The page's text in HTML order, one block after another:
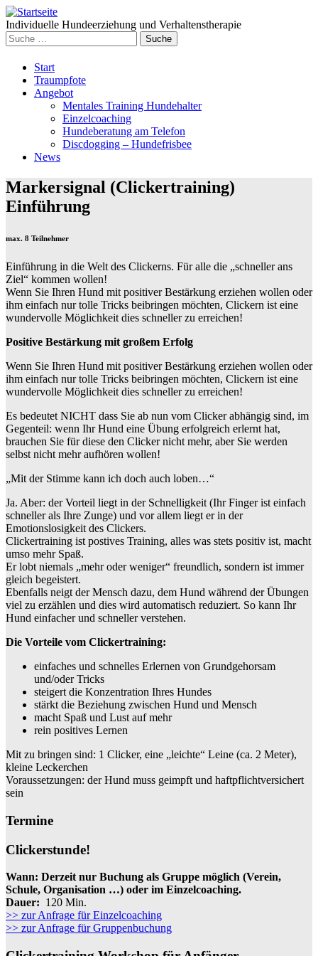
Individuelle Hundeerziehung und Verhaltenstherapie
Suche
nach:
Weiter
zum
Inhalt
Start
Traumpfote
Angebot
Mentales Training Hundehalter
Einzelcoaching
Hundeberatung am Telefon
Discdogging – Hundefrisbee
News
Markersignal (Clickertraining)
Einführung
max. 8 Teilnehmer
Einführung in die Welt des Clickerns. Für alle die „schneller ans
Ziel“ kommen wollen!
Wenn Sie Ihren Hund mit positiver Bestärkung erziehen wollen oder
ihm einfach nur tolle Tricks beibringen möchten, Clickern ist eine
wundervolle Möglichkeit dies schneller zu erreichen!
Positive Bestärkung mit großem Erfolg
Wenn Sie Ihren Hund mit positiver Bestärkung erziehen wollen oder
ihm einfach nur tolle Tricks beibringen möchten, Clickern ist eine
wundervolle Möglichkeit dies schneller zu erreichen!
Es bedeutet NICHT dass Sie ab nun vom Clicker abhängig sind, im
Gegenteil: wenn Ihr Hund eine Übung erfolgreich erlernt hat,
brauchen Sie für diese den Clicker nicht mehr, aber Sie werden
selbst nicht mehr aufhören wollen!
„Mit der Stimme kann ich doch auch loben…“
Ja. Aber: der Vorteil liegt in der Schnelligkeit (Ihr Finger ist einfach
schneller als Ihre Zunge) und vor allem liegt er in der
Emotionslosigkeit des Clickers.
Clickertraining ist postives Training, alles was stets positiv ist, macht
umso mehr Spaß.
Er lobt niemals „mehr oder weniger“ freundlich, sondern ist immer
gleich begeistert.
Ebenfalls neigt der Mensch dazu, dem Hund während der Übungen
viel zu erzählen und dies wird automatisch reduziert. So kann Ihr
Hund einfacher und schneller verstehen.
Die Vorteile vom Clickertraining:
einfaches und schnelles Erlernen von Grundgehorsam
und/oder Tricks
steigert die Konzentration Ihres Hundes
stärkt die Beziehung zwischen Hund und Mensch
macht Spaß und Lust auf mehr
rein positives Lernen
Mit zu bringen sind: 1 Clicker, eine „leichte“ Leine (ca. 2 Meter),
kleine Leckerchen
Voraussetzungen: der Hund muss geimpft und haftpflichtversichert
sein
Termine
Clickerstunde!
Wann: Derzeit nur Buchung als Gruppe möglich (Verein,
Schule, Organisation …) oder im Einzelcoaching.
Dauer: 120 Min.
>> zur Anfrage für Einzelcoaching
>> zur Anfrage für Gruppenbuchung